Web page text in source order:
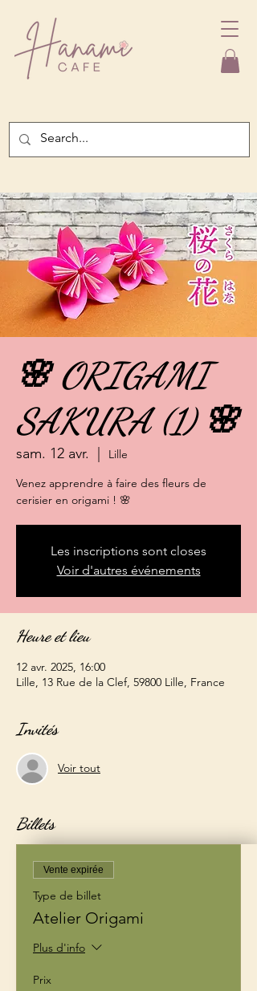
🌸 ORIGAMI
SAKURA (1) 🌸
sam. 12 avr.
Lille
Venez apprendre à faire des fleurs de
cerisier en origami ! 🌸
Les inscriptions sont closes
Voir d'autres événements
Heure et lieu
12 avr. 2025, 16:00
Lille, 13 Rue de la Clef, 59800 Lille, France
Invités
Voir tout
Billets
Vente expirée
Type de billet
Atelier Origami
Plus d'info
Prix